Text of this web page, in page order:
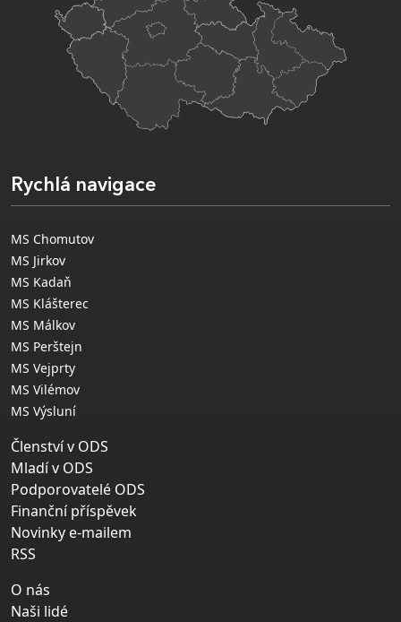
Rychlá navigace
MS Chomutov
MS Jirkov
MS Kadaň
MS Klášterec
MS Málkov
MS Perštejn
MS Vejprty
MS Vilémov
MS Výsluní
Členství v ODS
Mladí v ODS
Podporovatelé ODS
Finanční příspěvek
Novinky e-mailem
RSS
O nás
Naši lidé